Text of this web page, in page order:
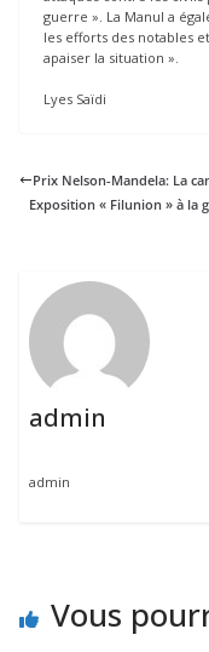
guerre ». La Manul a
les efforts des notables
apaiser la situation ».
Lyes Saïdi
Prix Nelson-Mandela: La
Exposition « Filunion » à la
admin
admin
Vous